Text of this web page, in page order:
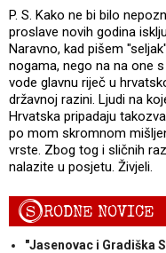
P. S. Kako ne bi bilo
proslave novih godina
Naravno, kad pišem
nogama, nego na na one
vode glavnu riječ u
državnoj razini. Ljudi na
Hrvatska pripadaju
po mom skromnom
vrste. Zbog tog i sličnih
nalazite u posjetu. Živjeli.
SRODNE NOVICE
"Jasenovac i Gradiška